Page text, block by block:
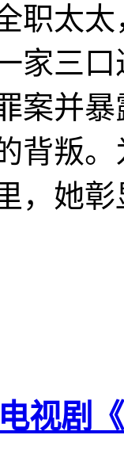
太太
家三
案并
背叛
，她
视剧